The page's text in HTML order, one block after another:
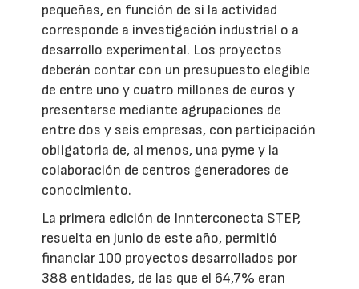
pequeñas, en función de si la actividad
corresponde a investigación industrial o a
desarrollo experimental. Los proyectos
deberán contar con un presupuesto elegible
de entre uno y cuatro millones de euros y
presentarse mediante agrupaciones de
entre dos y seis empresas, con participación
obligatoria de, al menos, una pyme y la
colaboración de centros generadores de
conocimiento.
La primera edición de Innterconecta STEP,
resuelta en junio de este año, permitió
financiar 100 proyectos desarrollados por
388 entidades, de las que el 64,7% eran